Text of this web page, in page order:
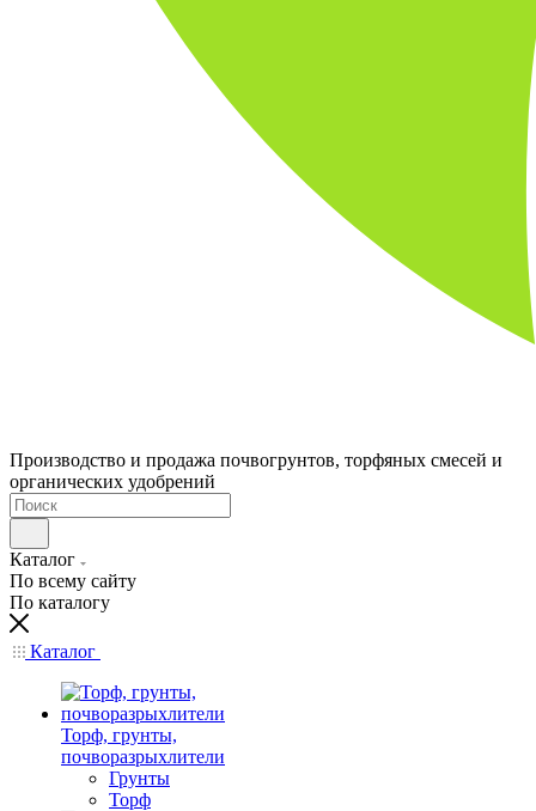
Производство и продажа почвогрунтов, торфяных смесей и
органических удобрений
Каталог
По всему сайту
По каталогу
Каталог
Торф, грунты,
почворазрыхлители
Грунты
Торф